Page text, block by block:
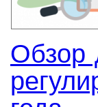
Обзор